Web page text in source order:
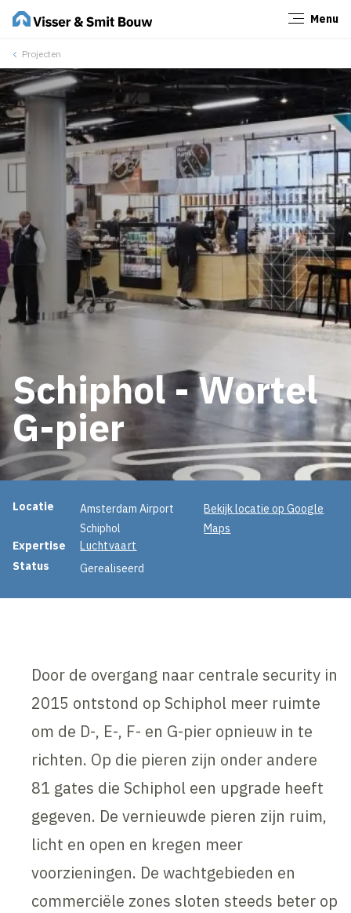
Menu
Projecten
Schiphol - Wortel
G-pier
Projectinformatie
Locatie
Amsterdam Airport
Schiphol
Bekijk locatie op Google
Maps
Expertise
Luchtvaart
Status
Gerealiseerd
Door de overgang naar centrale security in
2015 ontstond op Schiphol meer ruimte
om de D-, E-, F- en G-pier opnieuw in te
richten. Op die pieren zijn onder andere
81 gates die Schiphol een upgrade heeft
gegeven. De vernieuwde pieren zijn ruim,
licht en open en kregen meer
voorzieningen. De wachtgebieden en
commerciële zones sloten steeds beter op
Sluiten